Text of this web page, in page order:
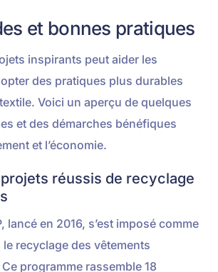
et bonnes pratiques
inspirants peut aider les
des pratiques plus durables
Voici un aperçu de quelques
et des démarches bénéfiques
et l’économie.
réussis de recyclage
lancé en 2016, s’est imposé comme
recyclage des vêtements
programme rassemble 18